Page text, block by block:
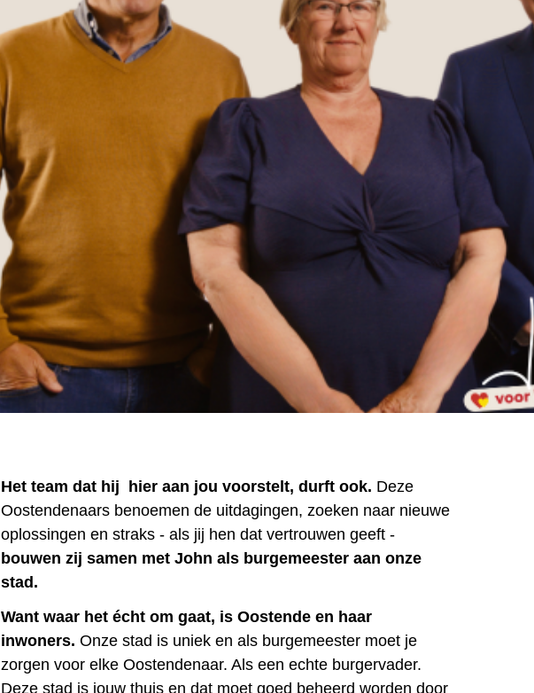
Het team dat hij hier aan jou voorstelt, durft ook. Deze
Oostendenaars benoemen de uitdagingen, zoeken naar nieuwe
oplossingen en straks - als jij hen dat vertrouwen geeft -
bouwen zij samen met John als burgemeester aan onze
stad.
Want waar het écht om gaat, is Oostende en haar
inwoners. Onze stad is uniek en als burgemeester moet je
zorgen voor elke Oostendenaar. Als een echte burgervader.
Deze stad is jouw thuis en dat moet goed beheerd worden door